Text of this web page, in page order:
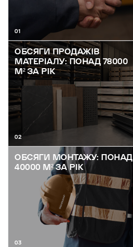
01
ОБСЯГИ ПРОДАЖІВ
МАТЕРІАЛУ: ПОНАД 78000
М² ЗА РІК
02
ОБСЯГИ МОНТАЖУ: ПОНАД
40000 М² ЗА РІК
03